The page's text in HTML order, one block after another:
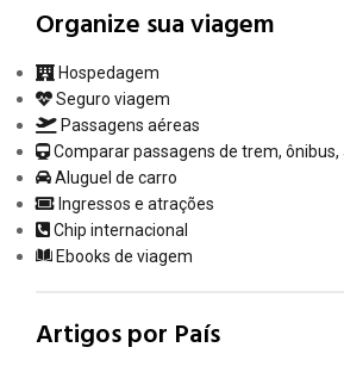
Organize sua viagem
Hospedagem
Seguro viagem
Passagens aéreas
Comparar passagens de trem, ônibus,
Aluguel de carro
Ingressos e atrações
Chip internacional
Ebooks de viagem
Artigos por País